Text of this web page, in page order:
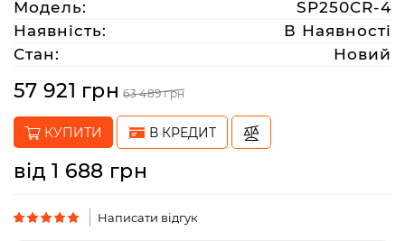
(063)
212
08
76
artmoto.info@gmail.com
Режим
роботи:
Пт
Модель:
SP250CR-4
Наявність:
В Наявності
Стан:
Новий
57 921 грн 63 489 грн
КУПИТИ В КРЕДИТ
від 1 688 грн
Написати відгук